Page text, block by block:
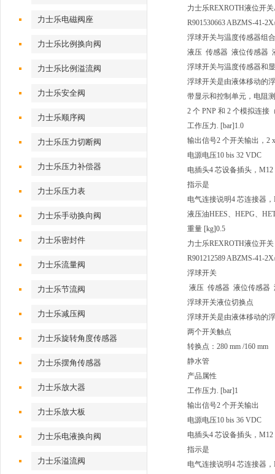
力士乐电磁阀座
力士乐比例换向阀
力士乐比例溢流阀
力士乐安全阀
力士乐顺序阀
力士乐压力切断阀
力士乐压力补偿器
力士乐压力表
力士乐手动换向阀
力士乐密封件
力士乐流量阀
力士乐节流阀
力士乐减压阀
力士乐旋转角度传感器
力士乐摆角传感器
力士乐放大器
力士乐放大板
力士乐电液换向阀
力士乐溢流阀
力士乐REXROTH液位开
R901530663 ABZMS-41-
浮球开关与温度传感器组合
液压 传感器 液位传感器
浮球开关与温度传感器和
浮球开关是由液体移动的
带显示和控制单元，电阻
2 个 PNP 和 2 个模拟连接
工作压力. [bar]1.0
输出信号2 个开关输出，2
电源电压10 bis 32 VDC
电插头4 芯设备插头，M12
指示是
电气连接说明4 芯连接器
液压油HEES、HEPG、
重量 [kg]0.5
力士乐REXROTH液位开
R901212589 ABZMS-41-
浮球开关
液压 传感器 液位传感器
浮球开关液位切换点
浮球开关是由液体移动的
两个开关触点
转换点：280 mm /160 mm
静水管
产品属性
工作压力. [bar]1
输出信号2 个开关输出
电源电压10 bis 36 VDC
电插头4 芯设备插头，M12
指示是
电气连接说明4 芯连接器